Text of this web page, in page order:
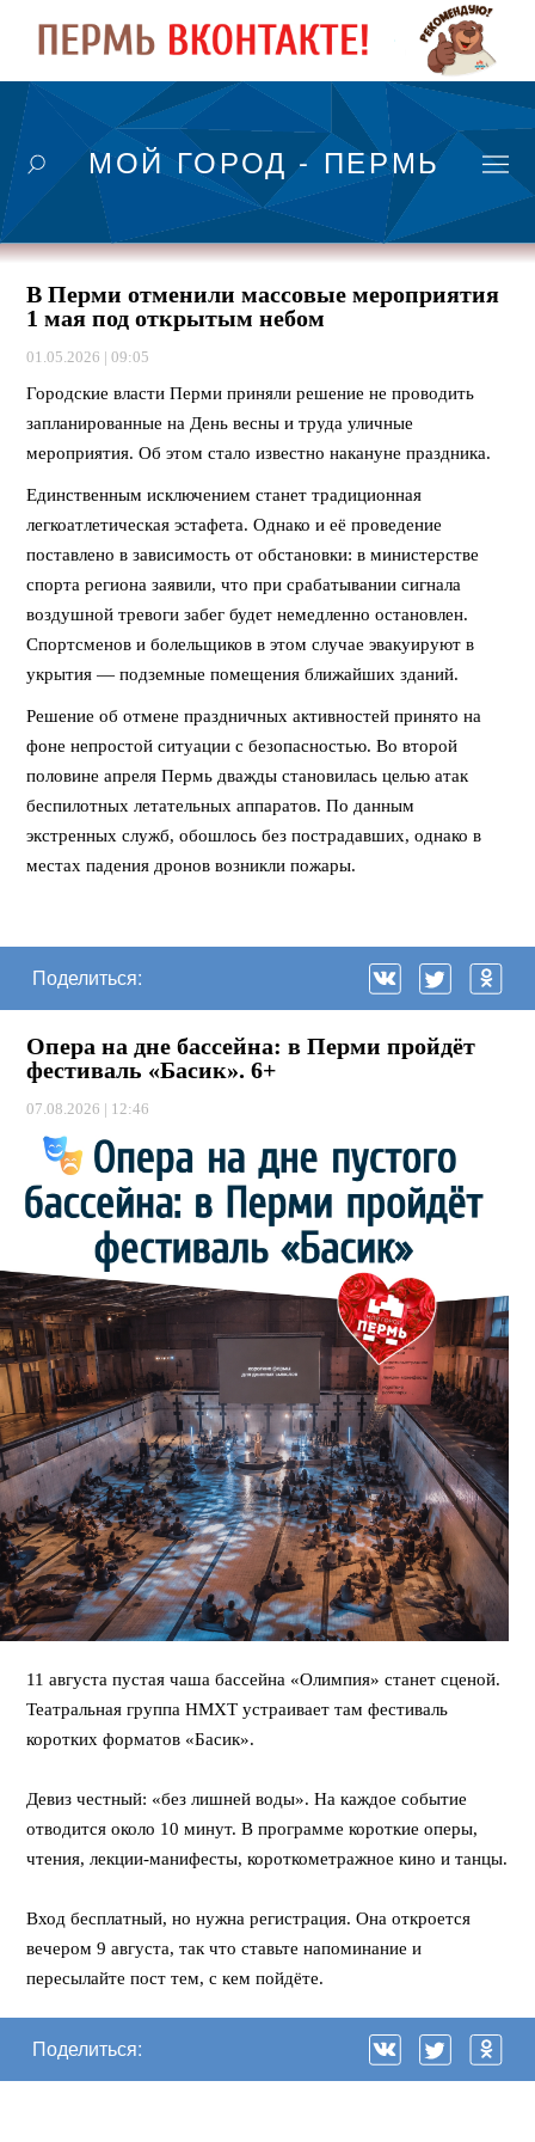
МОЙ ГОРОД - ПЕРМЬ
В Перми отменили массовые мероприятия
1 мая под открытым небом
01.05.2026 | 09:05
Городские власти Перми приняли решение не проводить
запланированные на День весны и труда уличные
мероприятия. Об этом стало известно накануне праздника.
Единственным исключением станет традиционная
легкоатлетическая эстафета. Однако и её проведение
поставлено в зависимость от обстановки: в министерстве
спорта региона заявили, что при срабатывании сигнала
воздушной тревоги забег будет немедленно остановлен.
Спортсменов и болельщиков в этом случае эвакуируют в
укрытия — подземные помещения ближайших зданий.
Решение об отмене праздничных активностей принято на
фоне непростой ситуации с безопасностью. Во второй
половине апреля Пермь дважды становилась целью атак
беспилотных летательных аппаратов. По данным
экстренных служб, обошлось без пострадавших, однако в
местах падения дронов возникли пожары.
Поделиться:
Опера на дне бассейна: в Перми пройдёт
фестиваль «Басик». 6+
07.08.2026 | 12:46
11 августа пустая чаша бассейна «Олимпия» станет сценой.
Театральная группа НМХТ устраивает там фестиваль
коротких форматов «Басик».
Девиз честный: «без лишней воды». На каждое событие
отводится около 10 минут. В программе короткие оперы,
чтения, лекции-манифесты, короткометражное кино и танцы.
Вход бесплатный, но нужна регистрация. Она откроется
вечером 9 августа, так что ставьте напоминание и
пересылайте пост тем, с кем пойдёте.
Поделиться: